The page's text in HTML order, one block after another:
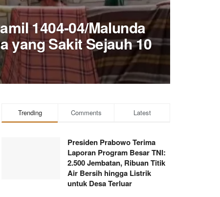
1404-04/Malunda
yang Sakit Sejauh 10
Trending Comments Latest
Presiden Prabowo Terima
Laporan Program Besar TNI:
2.500 Jembatan, Ribuan Titik
Air Bersih hingga Listrik
untuk Desa Terluar